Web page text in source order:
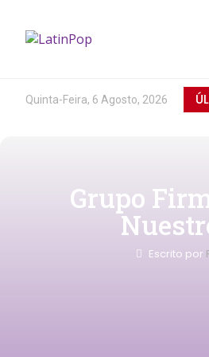
Quinta-Feira, 6 Agosto, 2026
Grupo
Escrito por